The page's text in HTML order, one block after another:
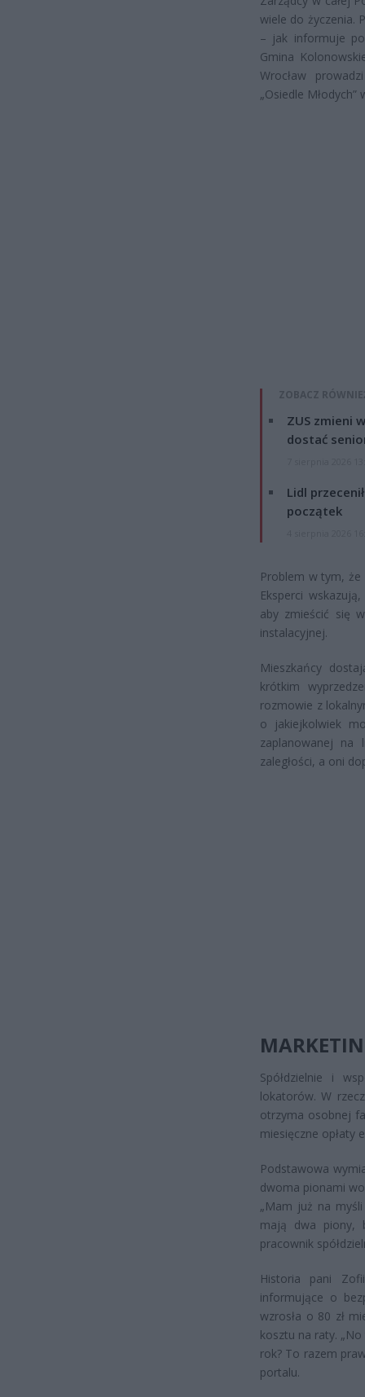
wiele do życzenia.
– jak informuje
Gmina
Wrocław
„Osiedle
ZOBACZ
ZUS zmieni
dostać
Lidl
początek
Problem w tym,
Eksperci
aby zmieścić się
instalacyjnej.
Mieszkańcy
krótkim
rozmowie z
o jakiejkolwiek
zaplanowanej na
zaległości, a oni
Spółdzielnie i
lokatorów. W
otrzyma osobnej
miesięczne opłaty
Podstawowa
dwoma pionami
„Mam już na
mają dwa piony,
pracownik
Historia pani
informujące o
wzrosła o 80 zł
kosztu na raty.
rok? To razem
portalu.